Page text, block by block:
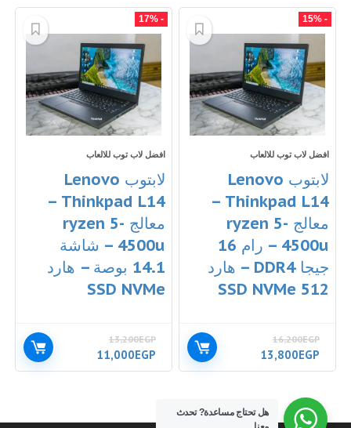
الأدنى
- 15%
افضل لاب توب للالعاب
لابتوب Lenovo
Thinkpad L14 –
معالج ryzen 5-
4500u – رام 16
جيجا DDR4 – هارد
512 SSD NVMe
16,200EGP
السعر
الأصلي
16,200EGP.
13,800EGP
الحالي
- 17%
افضل لاب توب للالعاب
لابتوب Lenovo
Thinkpad L14 –
معالج ryzen 5-
4500u – شاشة
14.1 بوصة – هارد
SSD NVMe
13,200EGP
السعر
الأصلي
11,000EGP
الحالي
هل تحتاج مساعدة?تحدث